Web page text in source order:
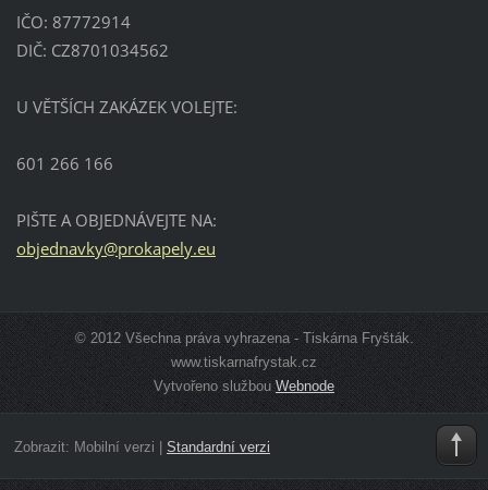
IČO: 87772914
DIČ: CZ8701034562
U VĚTŠÍCH ZAKÁZEK VOLEJTE:
601 266 166
PIŠTE A OBJEDNÁVEJTE NA:
objednavky@prokapely.eu
© 2012 Všechna práva vyhrazena - Tiskárna Fryšták.
www.tiskarnafrystak.cz
Vytvořeno službouWebnode
Zobrazit: Mobilní verzi Standardní verzi